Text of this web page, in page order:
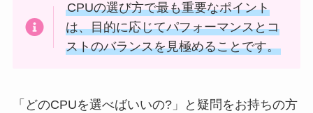
CPUの選び方で最も重要なポイント
は、目的に応じてパフォーマンスとコ
ストのバランスを見極めることです。
「どのCPUを選べばいいの?」と疑問をお持ちの方